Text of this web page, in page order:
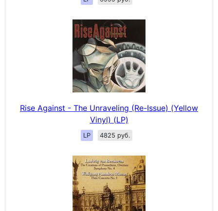
Rise Against - The Unraveling (Re-Issue) (Yellow
Vinyl) (LP)
LP 4825 руб.